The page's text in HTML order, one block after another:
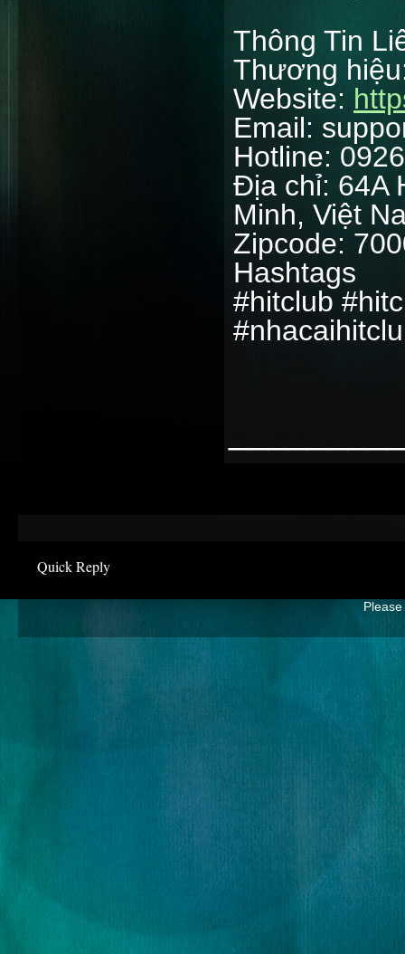
Thông Tin
Thương
Website:
Email:
Hotline:
Địa chỉ: 64A
Minh, Việt
Zipcode:
Hashtags
#hitclub
Quick Reply